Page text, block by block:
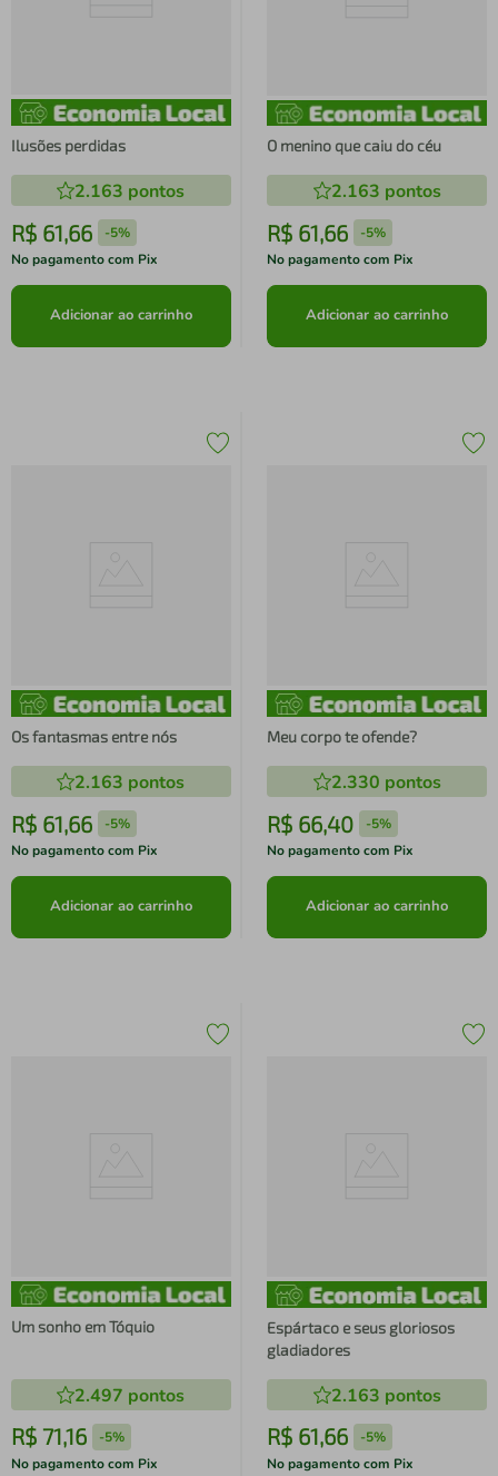
Ilusões perdidas
2.163 pontos
R$ 61,66 -5%
No pagamento com Pix
Adicionar ao carrinho
O menino que caiu do céu
2.163 pontos
R$ 61,66 -5%
No pagamento com Pix
Adicionar ao carrinho
Os fantasmas entre nós
2.163 pontos
R$ 61,66 -5%
No pagamento com Pix
Adicionar ao carrinho
Meu corpo te ofende?
2.330 pontos
R$ 66,40 -5%
No pagamento com Pix
Adicionar ao carrinho
Um sonho em Tóquio
2.497 pontos
R$ 71,16 -5%
No pagamento com Pix
Espártaco e seus gloriosos
gladiadores
2.163 pontos
R$ 61,66 -5%
No pagamento com Pix